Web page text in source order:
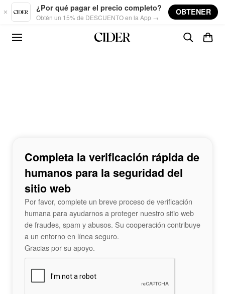
Skip to main content
¿Por qué pagar el precio completo?
Obtén un 15% de DESCUENTO en la App →
OBTENER
Completa la verificación rápida de
humanos para la seguridad del
sitio web
Por favor, complete un breve proceso de verificación
humana para ayudarnos a proteger nuestro sitio web
de fraudes, spam y abusos. Su cooperación contribuye
a un entorno en línea seguro.
Gracias por su apoyo.